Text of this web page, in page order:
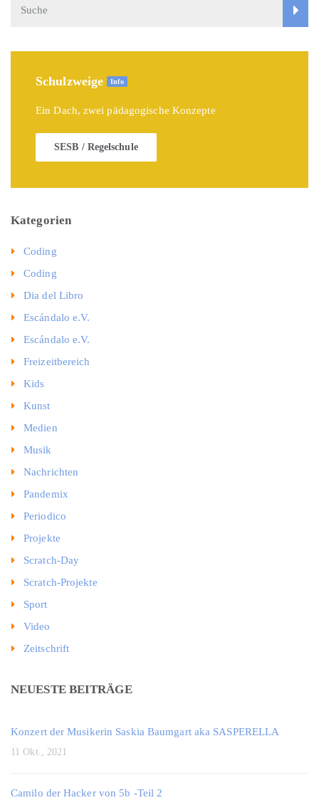
Schulzweige Info
Ein Dach, zwei pädagogische Konzepte
SESB / Regelschule
Kategorien
Coding
Coding
Dia del Libro
Escándalo e.V.
Escándalo e.V.
Freizeitbereich
Kids
Kunst
Medien
Musik
Nachrichten
Pandemix
Periodico
Projekte
Scratch-Day
Scratch-Projekte
Sport
Video
Zeitschrift
NEUESTE BEITRÄGE
Konzert der Musikerin Saskia Baumgart aka SASPERELLA
11 Okt., 2021
Camilo der Hacker von 5b -Teil 2